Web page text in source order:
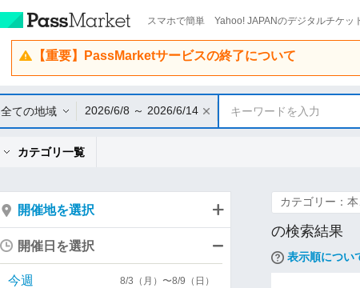
スマホで簡単 Yahoo! JAPANのデジタルチケッ
【重要】PassMarketサービスの終了について
全ての地域 2026/6/8 ～ 2026/6/14 キーワードを入力
カテゴリ一覧
カテゴリー：
の検索結果
表示順につい
開催地を選択
開催日を選択
今週 8/3（月）〜8/9（日）